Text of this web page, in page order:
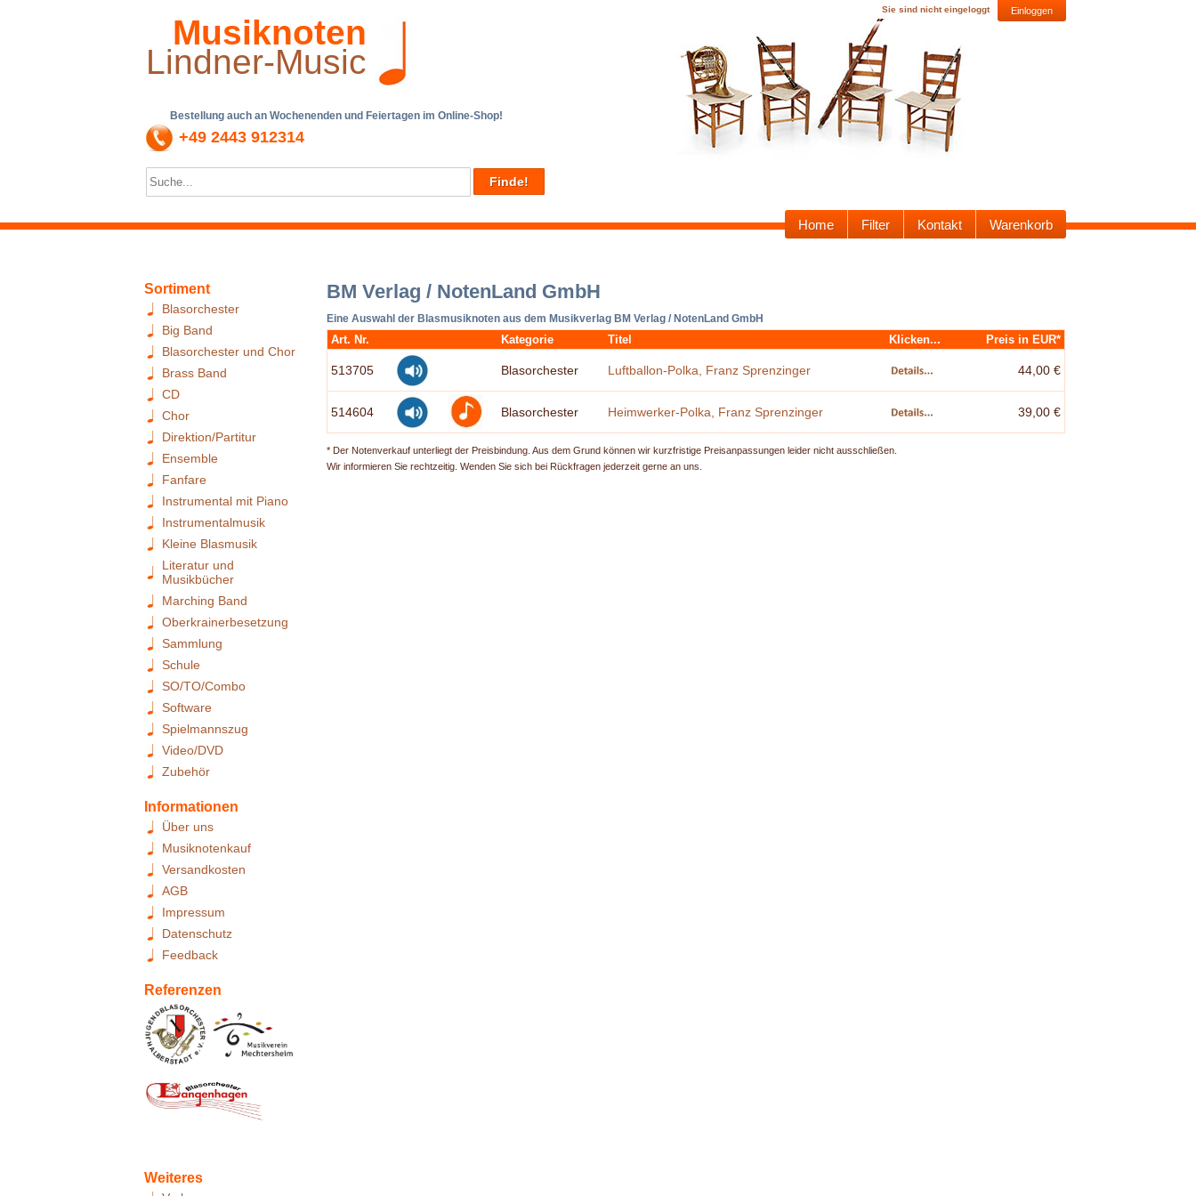
Sie sind nicht eingeloggt Einloggen
Musiknoten
Lindner-Music
Bestellung auch an Wochenenden und Feiertagen im Online-Shop!
+49 2443 912314
Home Filter Kontakt Warenkorb
Sortiment
Blasorchester
Big Band
Blasorchester und Chor
Brass Band
CD
Chor
Direktion/Partitur
Ensemble
Fanfare
Instrumental mit Piano
Instrumentalmusik
Kleine Blasmusik
Literatur und
Musikbücher
Marching Band
Oberkrainerbesetzung
Sammlung
Schule
SO/TO/Combo
Software
Spielmannszug
Video/DVD
Zubehör
Informationen
Über uns
Musiknotenkauf
Versandkosten
AGB
Impressum
Datenschutz
Feedback
Referenzen
Weiteres
BM Verlag / NotenLand GmbH
Eine Auswahl der Blasmusiknoten aus dem Musikverlag BM Verlag / NotenLand GmbH
Art. Nr. Kategorie Titel Klicken... Preis in EUR*
513705 Blasorchester Luftballon-Polka, Franz Sprenzinger 44,00 €
514604 Blasorchester Heimwerker-Polka, Franz Sprenzinger 39,00 €
* Der Notenverkauf unterliegt der Preisbindung. Aus dem Grund können wir kurzfristige Preisanpassungen leider nicht ausschließen.
Wir informieren Sie rechtzeitig. Wenden Sie sich bei Rückfragen jederzeit gerne an uns.